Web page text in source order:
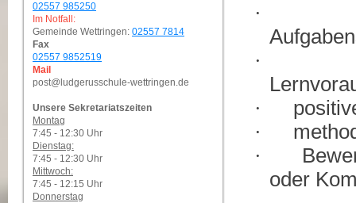
02557 985250
Im Notfall:
Gemeinde Wettringen: 02557 7814
Fax
02557 9852519
Mail
post@ludgerusschule-wettringen.de
Unsere Sekretariatszeiten
Montag
7:45 - 12:30 Uhr
Dienstag:
7:45 - 12:30 Uhr
Mittwoch:
7:45 - 12:15 Uhr
Donnerstag
·
·
·
·
·
oder